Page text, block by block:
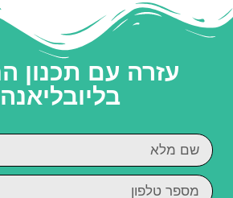
עזרה עם תכנון